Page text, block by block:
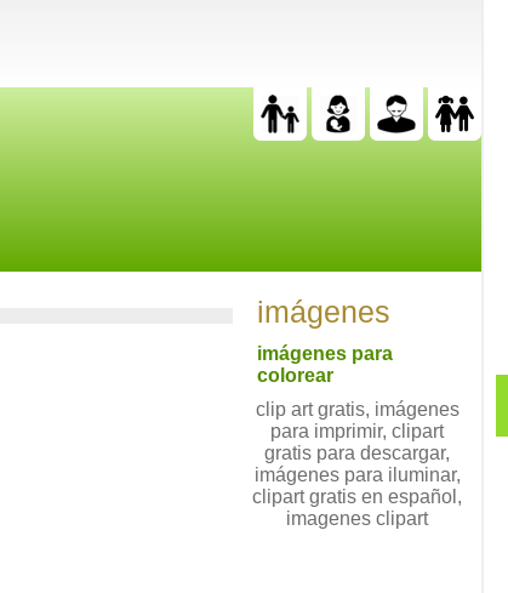
imágenes
imágenes para
colorear
clip art gratis, imágenes
para imprimir, clipart
gratis para descargar,
imágenes para iluminar,
clipart gratis en español,
imagenes clipart